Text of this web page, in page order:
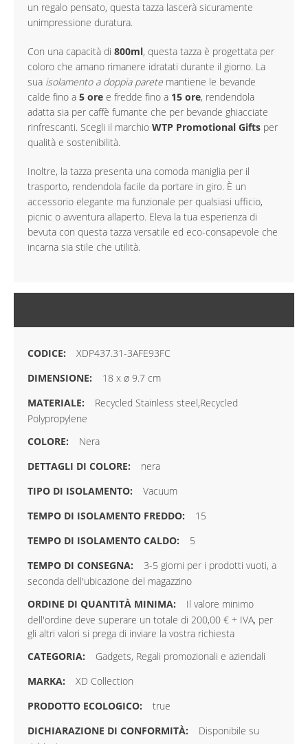
un regalo pensato, questa tazza lascerà sicuramente
unimpressione duratura.
Con una capacità di 800ml, questa tazza è progettata per
coloro che amano rimanere idratati durante il giorno. La
sua isolamento a doppia parete mantiene le bevande
calde fino a 5 ore e fredde fino a 15 ore, rendendola
adatta sia per caffè fumante che per bevande ghiacciate
rinfrescanti. Scegli il marchio WTP Promotional Gifts per
qualità e sostenibilità.
Inoltre, la tazza presenta una comoda maniglia per il
trasporto, rendendola facile da portare in giro. È un
accessorio elegante ma funzionale per qualsiasi ufficio,
picnic o avventura allaperto. Eleva la tua esperienza di
bevuta con questa tazza versatile ed eco-consapevole che
incarna sia stile che utilità.
XDP437.31-3AFE93FC
18 x ø 9.7 cm
Recycled Stainless steel,Recycled
Polypropylene
Nera
nera
Vacuum
15
5
3-5 giorni per i prodotti vuoti, a
seconda dell'ubicazione del magazzino
Il valore minimo
dell'ordine deve superare un totale di 200,00 € + IVA, per
gli altri valori si prega di inviare la vostra richiesta
Gadgets, Regali promozionali e aziendali
XD Collection
true
Disponibile su